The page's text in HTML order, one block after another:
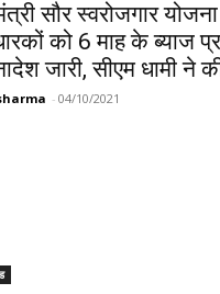
सौर स्वरोजगार
को 6 माह के ब्याज
जारी, सीएम धामी ने
- 04/10/2021